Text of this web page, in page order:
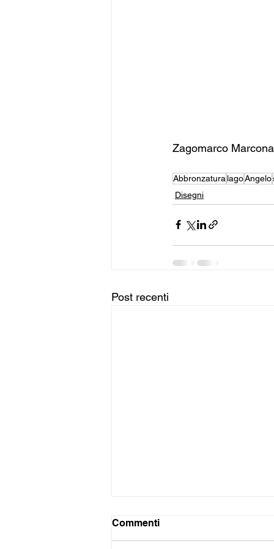
Zagomarco
Abbronzatura lagoAngelo
Disegni
Post recenti
Commenti